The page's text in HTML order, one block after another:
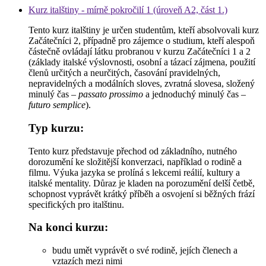
Kurz italštiny - mírně pokročilí 1 (úroveň A2, část 1.)
Tento kurz italštiny je určen studentům, kteří absolvovali kurz
Začátečníci 2, případně pro zájemce o studium, kteří alespoň
částečně ovládají látku probranou v kurzu Začátečníci 1 a 2
(základy italské výslovnosti, osobní a tázací zájmena, použití
členů určitých a neurčitých, časování pravidelných,
nepravidelných a modálních sloves, zvratná slovesa, složený
minulý čas – passato prossimo a jednoduchý minulý čas –
futuro semplice).
Typ kurzu:
Tento kurz představuje přechod od základního, nutného
dorozumění ke složitější konverzaci, například o rodině a
filmu. Výuka jazyka se prolíná s lekcemi reálií, kultury a
italské mentality. Důraz je kladen na porozumění delší četbě,
schopnost vyprávět krátký příběh a osvojení si běžných frází
specifických pro italštinu.
Na konci kurzu:
budu umět vyprávět o své rodině, jejích členech a
vztazích mezi nimi